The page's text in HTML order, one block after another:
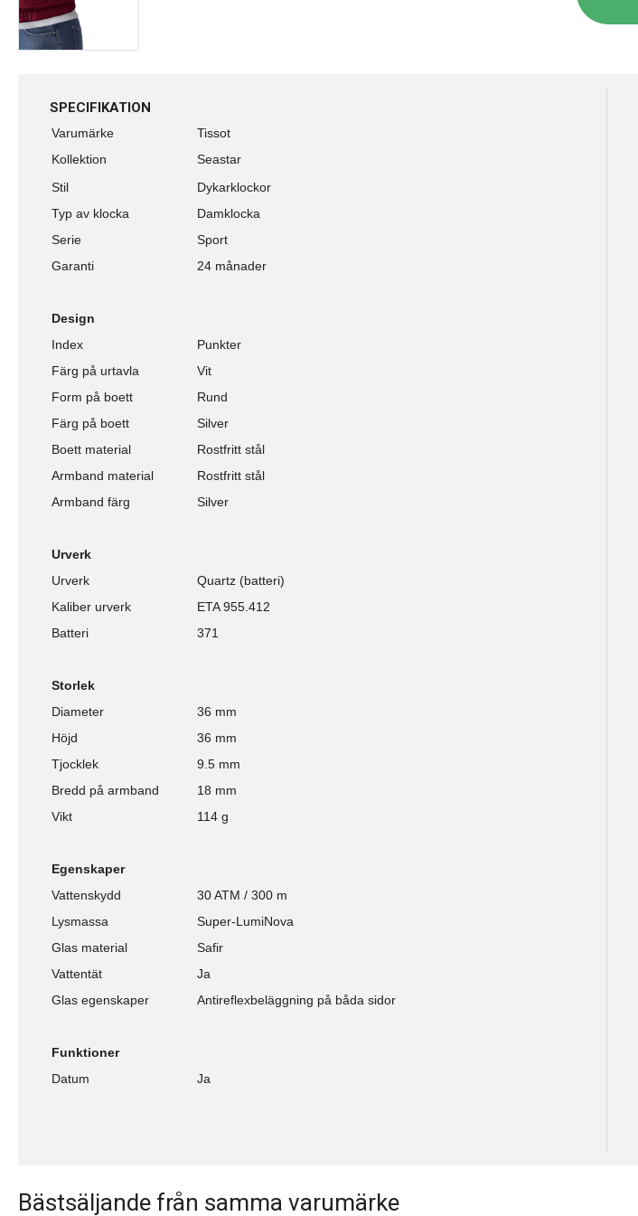
SPECIFIKATION
Varumärke
Tissot
Kollektion
Seastar
Stil
Dykarklockor
Typ av klocka
Damklocka
Serie
Sport
Garanti
24 månader
Design
Index
Punkter
Färg på urtavla
Vit
Form på boett
Rund
Färg på boett
Silver
Boett material
Rostfritt stål
Armband material
Rostfritt stål
Armband färg
Silver
Urverk
Urverk
Quartz (batteri)
Kaliber urverk
ETA 955.412
Batteri
371
Storlek
Diameter
36 mm
Höjd
36 mm
Tjocklek
9.5 mm
Bredd på armband
18 mm
Vikt
114 g
Egenskaper
Vattenskydd
30 ATM / 300 m
Lysmassa
Super-LumiNova
Glas material
Safir
Vattentät
Ja
Glas egenskaper
Antireflexbeläggning på båda sidor
Funktioner
Datum
Ja
Bästsäljande från samma varumärke